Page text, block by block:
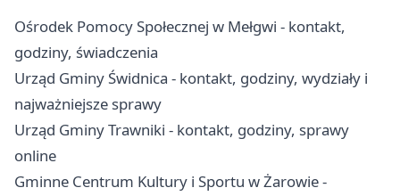
Ośrodek Pomocy Społecznej w Mełgwi - kontakt,
godziny, świadczenia
Urząd Gminy Świdnica - kontakt, godziny, wydziały i
najważniejsze sprawy
Urząd Gminy Trawniki - kontakt, godziny, sprawy
online
Gminne Centrum Kultury i Sportu w Żarowie -